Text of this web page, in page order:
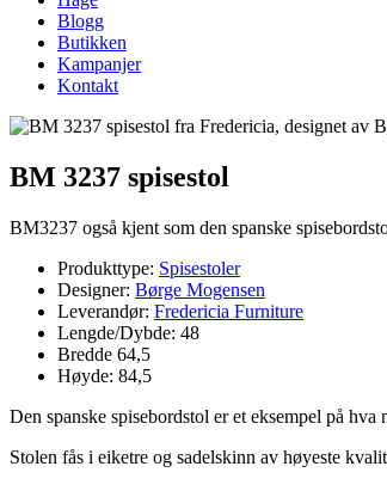
Blogg
Butikken
Kampanjer
Kontakt
BM 3237 spisestol
BM3237 også kjent som den spanske
Produkttype: Spisestoler
Designer: Børge Mogensen
Leverandør: Fredericia Furniture
Lengde/Dybde: 48
Bredde 64,5
Høyde: 84,5
Den spanske spisebordstol er et eksempel på
Stolen fås i eiketre og sadelskinn av høyeste